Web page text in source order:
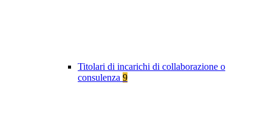
Titolari di incarichi di collaborazione o
consulenza 9